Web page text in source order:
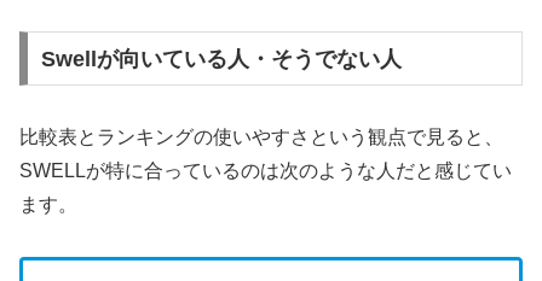
Swellが向いている人・そうでない人
比較表とランキングの使いやすさという観点で見ると、
SWELLが特に合っているのは次のような人だと感じてい
ます。